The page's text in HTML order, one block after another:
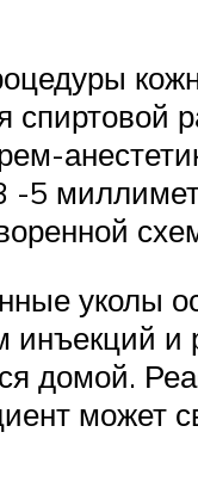
спиртовой
-5
уколы
инъекций и
домой.
может